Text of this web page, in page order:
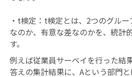
・t検定：t検定とは、2つのグル
なのか、有意な差なのかを、統計
す。
例えば従業員サーベイを行った結
答えの集計結果に、Aという部門